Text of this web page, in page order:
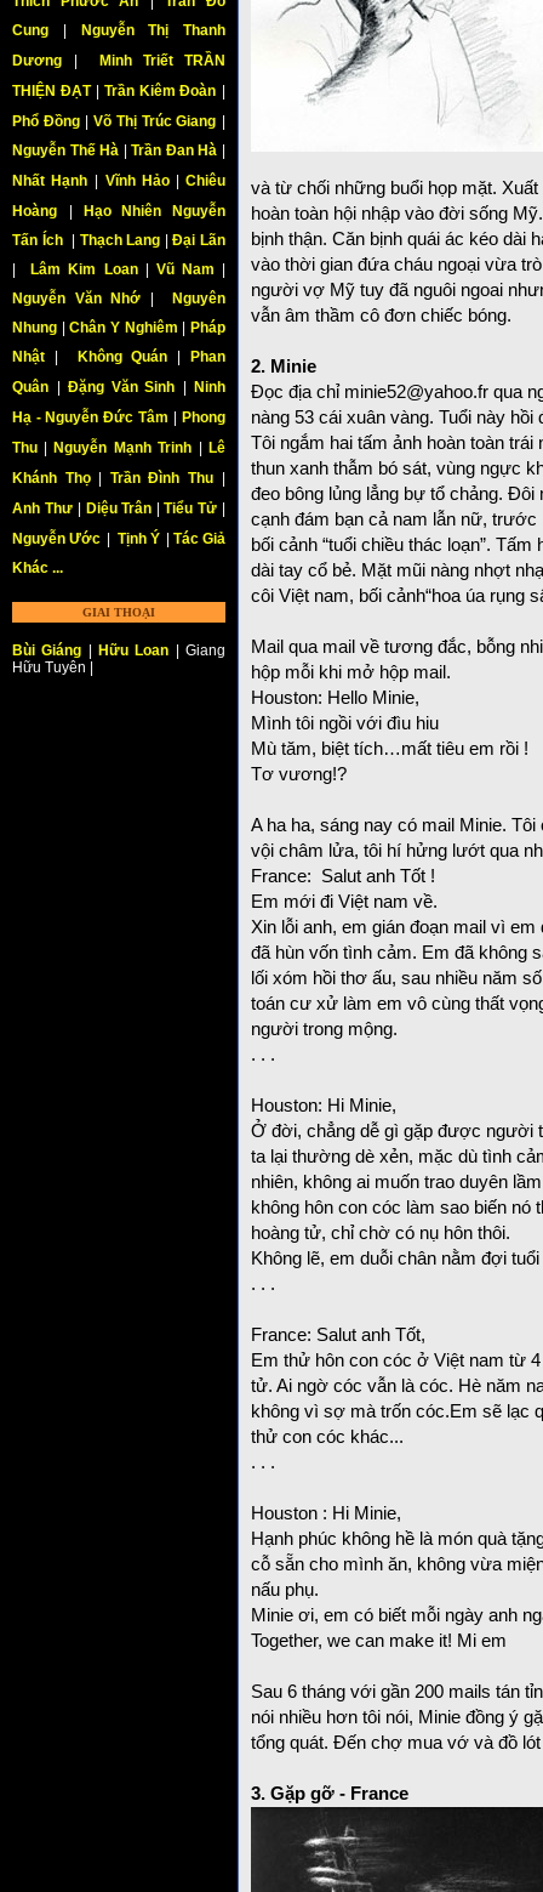
Cung
Nguyễn Thị Thanh
Dương
Minh Triết TRẦN
THIỆN ĐẠT
|Trần Kiêm Đoàn
Phổ Đồng
|Võ Thị Trúc Giang
Nguyễn Thế Hà
Trần Đan Hà
Nhất Hạnh
Vĩnh Hảo|Chiêu
Hoàng
Hạo Nhiên Nguyễn
Tấn Ích
Thạch Lang |Đại Lãn
Lâm Kim Loan Vũ Nam
Nguyễn Văn Nhớ
Nguyên
Nhung |Chân Y Nghiêm
Pháp
Nhật
Không Quán
Phan
Quân
Đặng Văn Sinh
Ninh
Hạ - Nguyễn Đức Tâm
Phong
Thu
Nguyễn Mạnh Trinh
Lê
Khánh Thọ| Trần Đình Thu
Anh Thư
Diệu Trân Tiểu Tử
Nguyễn Ước
Tịnh Ý
Tác Giả
Khác ...
GIAI THOẠI
Bùi Giáng Hữu Loan | Giang
Hữu Tuyên |
và từ chối những buổi họp mặt.
hoàn toàn hội nhập vào đời sống
bịnh thận. Căn bịnh quái ác kéo dài
vào thời gian đứa cháu ngoại vừa
người vợ Mỹ tuy đã nguôi ngoai
vẫn âm thầm cô đơn chiếc bóng.
2. Minie
Đọc địa chỉ minie52@yahoo.fr qua
nàng 53 cái xuân vàng. Tuổi này
Tôi ngắm hai tấm ảnh hoàn toàn
thun xanh thẫm bó sát, vùng ngực
đeo bông lủng lẳng bự tổ chảng.
cạnh đám bạn cả nam lẫn nữ,
bối cảnh “tuổi chiều thác loạn”.
dài tay cổ bẻ. Mặt mũi nàng nhợt
côi Việt nam, bối cảnh“hoa úa rụng
Mail qua mail về tương đắc, bỗng
hộp mỗi khi mở hộp mail.
Houston: Hello Minie,
Mình tôi ngồi với đìu hiu
Mù tăm, biệt tích…mất tiêu em rồi !
Tơ vương!?
A ha ha, sáng nay có mail Minie.
vội châm lửa, tôi hí hửng lướt qua
France: Salut anh Tốt !
Em mới đi Việt nam về.
Xin lỗi anh, em gián đoạn mail vì
đã hùn vốn tình cảm. Em đã không
lối xóm hồi thơ ấu, sau nhiều năm
toán cư xử làm em vô cùng thất
người trong mộng.
. . .
Houston: Hi Minie,
Ở đời, chẳng dễ gì gặp được người
ta lại thường dè xẻn, mặc dù tình
nhiên, không ai muốn trao duyên
không hôn con cóc làm sao biến nó
hoàng tử, chỉ chờ có nụ hôn thôi.
Không lẽ, em duỗi chân nằm đợi
. . .
France: Salut anh Tốt,
Em thử hôn con cóc ở Việt nam từ
tử. Ai ngờ cóc vẫn là cóc. Hè năm
không vì sợ mà trốn cóc.Em sẽ lạc
thử con cóc khác...
. . .
Houston : Hi Minie,
Hạnh phúc không hề là món quà
cỗ sẵn cho mình ăn, không vừa
nấu phụ.
Minie ơi, em có biết mỗi ngày anh
Together, we can make it! Mi em
Sau 6 tháng với gần 200 mails tán
nói nhiều hơn tôi nói, Minie đồng ý
tổng quát. Đến chợ mua vớ và đồ
3. Gặp gỡ - France